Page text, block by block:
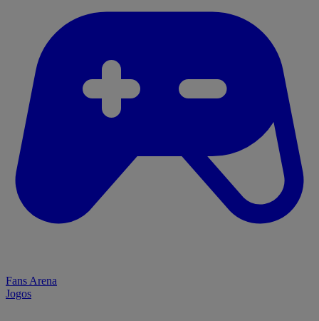
Fans Arena
Jogos